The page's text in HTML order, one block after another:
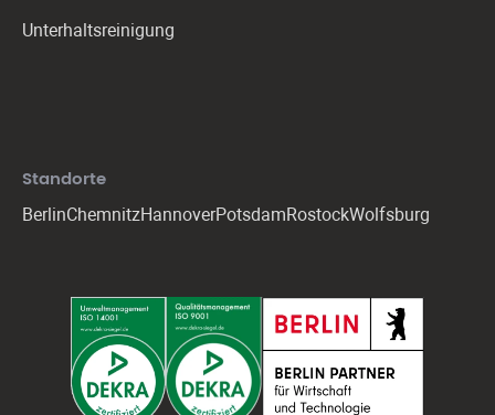
Unterhaltsreinigung
Standorte
BerlinChemnitzHannoverPotsdamRostockWolfsburg